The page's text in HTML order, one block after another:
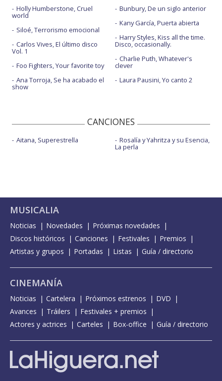
Holly Humberstone, Cruel
world
Siloé, Terrorismo emocional
Carlos Vives, El último disco
Vol. 1
Foo Fighters, Your favorite toy
Ana Torroja, Se ha acabado el
show
Bunbury, De un siglo anterior
Kany García, Puerta abierta
Harry Styles, Kiss all the time.
Disco, occasionally.
Charlie Puth, Whatever's
clever
Laura Pausini, Yo canto 2
CANCIONES
Aitana, Superestrella Rosalía y Yahritza y su Esencia,
La perla
MUSICALIA
Noticias Novedades
Próximas novedades
Discos históricos
Canciones Festivales
Premios
Artistas y grupos
Portadas Listas Guía / directorio
CINEMANÍA
Noticias Cartelera Próximos estrenos
DVD
Avances
Tráilers
Festivales + premios
Actores y actrices
Carteles Box-office Guía / directorio